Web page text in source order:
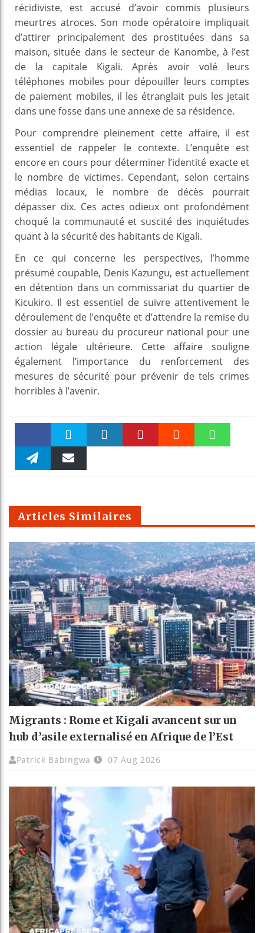
récidiviste, est accusé d’avoir commis plusieurs
meurtres atroces. Son mode opératoire impliquait
d’attirer principalement des prostituées dans sa
maison, située dans le secteur de Kanombe, à l’est
de la capitale Kigali. Après avoir volé leurs
téléphones mobiles pour dépouiller leurs comptes
de paiement mobiles, il les étranglait puis les jetait
dans une fosse dans une annexe de sa résidence.
Pour comprendre pleinement cette affaire, il est
essentiel de rappeler le contexte. L’enquête est
encore en cours pour déterminer l’identité exacte et
le nombre de victimes. Cependant, selon certains
médias locaux, le nombre de décès pourrait
dépasser dix. Ces actes odieux ont profondément
choqué la communauté et suscité des inquiétudes
quant à la sécurité des habitants de Kigali.
En ce qui concerne les perspectives, l’homme
présumé coupable, Denis Kazungu, est actuellement
en détention dans un commissariat du quartier de
Kicukiro. Il est essentiel de suivre attentivement le
déroulement de l’enquête et d’attendre la remise du
dossier au bureau du procureur national pour une
action légale ultérieure. Cette affaire souligne
également l’importance du renforcement des
mesures de sécurité pour prévenir de tels crimes
horribles à l’avenir.
Faceboo Twitter
m
Articles Similaires
Migrants : Rome et Kigali avancent sur un
hub d’asile externalisé en Afrique de l’Est
Patrick Babingwa 07 Aug 2026